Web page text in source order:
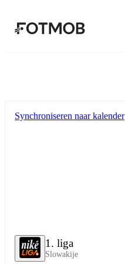
1. liga
Slowakije
Synchroniseren naar kalender